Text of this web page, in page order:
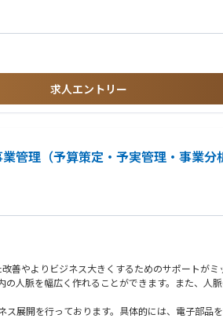
求人エントリー
理（予算策定・予実管理・事業分
やよりビジネス大きくするためのサポートがミ
人脈を幅広く作れることができます。また、人
展開を行っております。具体的には、電子部
ニッチトップを目指し、最先端のモノづくりや